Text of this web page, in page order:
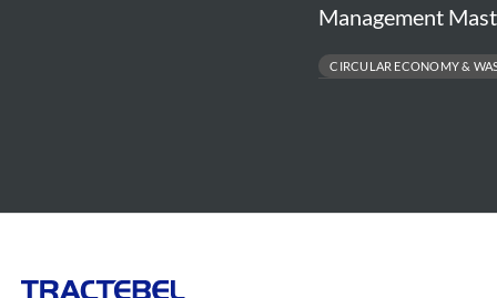
Management
CIRCULAR ECONOMY &